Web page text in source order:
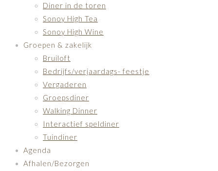
Diner in de toren
Sonoy High Tea
Sonoy High Wine
Groepen & zakelijk
Bruiloft
Bedrijfs/verjaardags- feestje
Vergaderen
Groepsdiner
Walking Dinner
Interactief speldiner
Tuindiner
Agenda
Afhalen/Bezorgen